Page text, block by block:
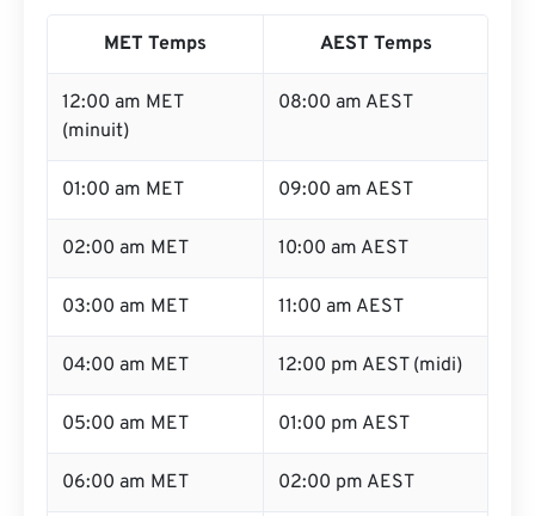
MET Temps AEST Temps
12:00 am MET
(minuit)
08:00 am AEST
01:00 am MET 09:00 am AEST
02:00 am MET 10:00 am AEST
03:00 am MET 11:00 am AEST
04:00 am MET 12:00 pm AEST (midi)
05:00 am MET 01:00 pm AEST
06:00 am MET 02:00 pm AEST